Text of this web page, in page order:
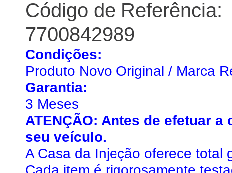
Código de Referência:
7700842989
Condições:
Produto Novo Original / Marca
Garantia:
3 Meses
ATENÇÃO: Antes de efetuar
seu veículo.
A Casa da Injeção oferece total
Cada item é rigorosamente